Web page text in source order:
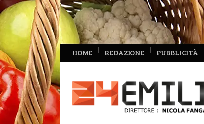
NAVIGAZIONE
SECONDARIA
HOME REDAZIONE PUBBLICITÀ